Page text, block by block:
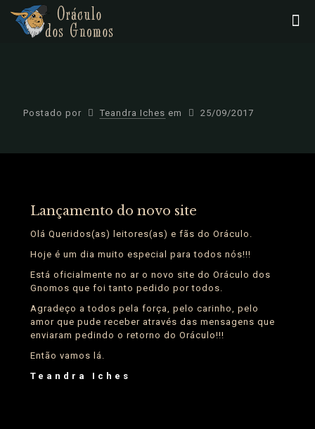
Postado por Teandra Iches em 25/09/2017
Lançamento do novo site
Olá Queridos(as) leitores(as) e fãs do Oráculo.
Hoje é um dia muito especial para todos nós!!!
Está oficialmente no ar o novo site do Oráculo dos
Gnomos que foi tanto pedido por todos.
Agradeço a todos pela força, pelo carinho, pelo
amor que pude receber através das mensagens que
enviaram pedindo o retorno do Oráculo!!!
Então vamos lá.
Teandra Iches